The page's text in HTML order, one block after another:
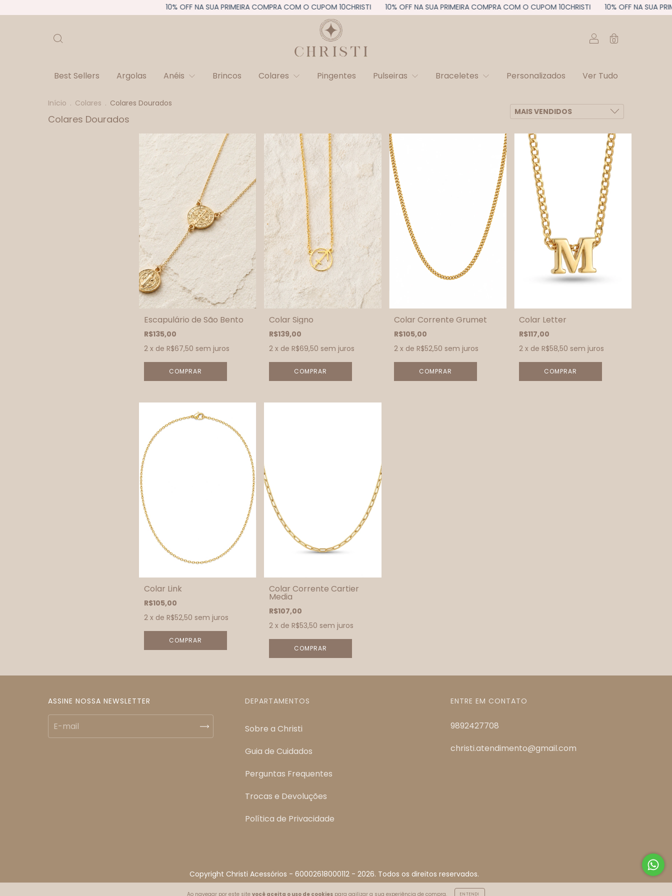
10% OFF NA SUA PRIMEIRA COMPRA COM O CUPOM 10CHRISTI 10% OFF NA SUA PRIMEIRA COMPRA COM O CUPOM 10CHRISTI 10% OFF NA SUA
0
Best Sellers Argolas Anéis Brincos Colares Pingentes Pulseiras Braceletes Personalizados Ver Tudo
Ao navegar por este site você aceita o uso de cookies para agilizar a sua experiência de compra. ENTENDI
Início . Colares . Colares Dourados
Colares Dourados
Escapulário de São Bento
R$135,00
2 x de R$67,50 sem juros
Colar Signo
R$139,00
2 x de R$69,50 sem juros
COMPRAR
Colar Corrente Grumet
R$105,00
2 x de R$52,50 sem juros
COMPRAR
Colar Letter
R$117,00
2 x de R$58,50 sem juros
COMPRAR
Colar Link
R$105,00
2 x de R$52,50 sem juros
COMPRAR
Colar Corrente Cartier
Media
R$107,00
2 x de R$53,50 sem juros
COMPRAR
ASSINE NOSSA NEWSLETTER DEPARTAMENTOS
Sobre a Christi
Guia de Cuidados
Perguntas Frequentes
Trocas e Devoluções
Política de Privacidade
ENTRE EM CONTATO
9892427708
christi.atendimento@gmail.com
Copyright Christi Acessórios - 60002618000112 - 2026. Todos os direitos reservados.